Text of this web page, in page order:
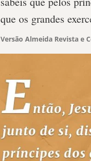
que os grandes
Versão Almeida Revista e